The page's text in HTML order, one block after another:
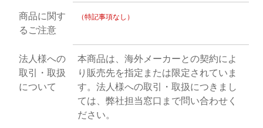
商品に関す
るご注意
（特記事項なし）
法人様への
取引・取扱
について
本商品は、海外メーカーとの契約によ
り販売先を指定または限定されていま
す。法人様への取引・取扱につきまし
ては、弊社担当窓口まで問い合わせく
ださい。